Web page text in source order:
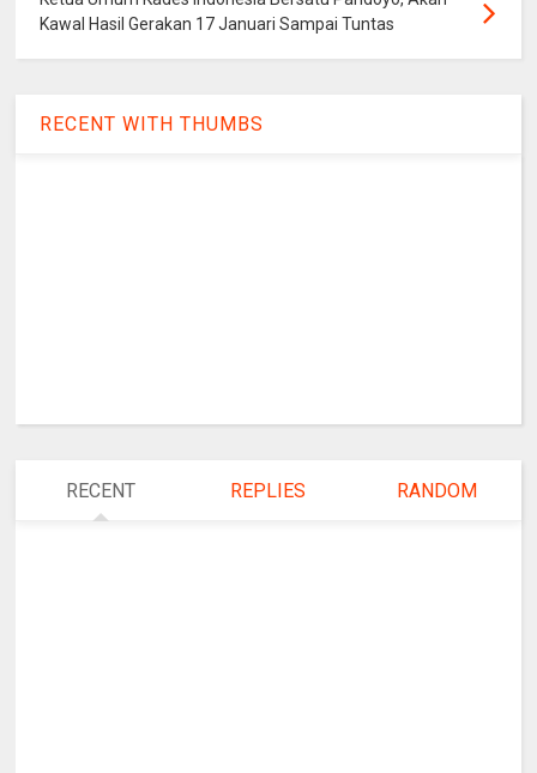
Kawal Hasil Gerakan 17 Januari Sampai Tuntas
RECENT WITH THUMBS
RECENT REPLIES RANDOM